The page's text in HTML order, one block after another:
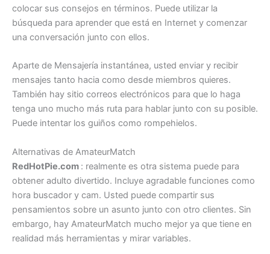
colocar sus consejos en términos. Puede utilizar la
búsqueda para aprender que está en Internet y comenzar
una conversación junto con ellos.
Aparte de Mensajería instantánea, usted enviar y recibir
mensajes tanto hacia como desde miembros quieres.
También hay sitio correos electrónicos para que lo haga
tenga uno mucho más ruta para hablar junto con su posible.
Puede intentar los guiños como rompehielos.
Alternativas de AmateurMatch
RedHotPie.com : realmente es otra sistema puede para
obtener adulto divertido. Incluye agradable funciones como
hora buscador y cam. Usted puede compartir sus
pensamientos sobre un asunto junto con otro clientes. Sin
embargo, hay AmateurMatch mucho mejor ya que tiene en
realidad más herramientas y mirar variables.